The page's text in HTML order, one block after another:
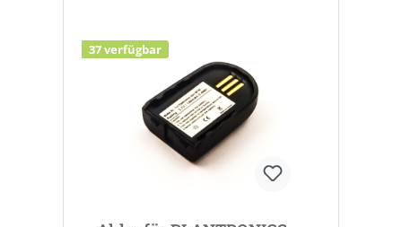
37 verfügbar